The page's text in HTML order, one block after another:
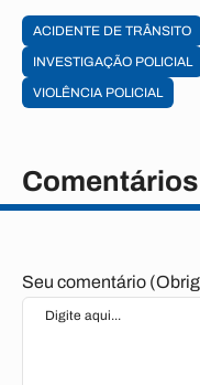
ACIDENTE DE TRÂNSITO
INVESTIGAÇÃO POLICIAL
VIOLÊNCIA POLICIAL
Comentários
Seu comentário